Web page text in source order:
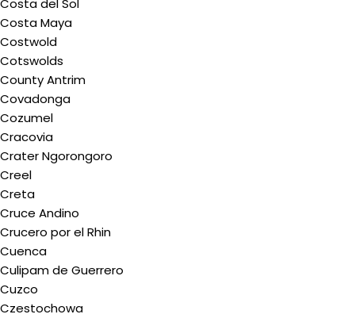
Costa del Sol
Costa Maya
Costwold
Cotswolds
County Antrim
Covadonga
Cozumel
Cracovia
Crater Ngorongoro
Creel
Creta
Cruce Andino
Crucero por el Rhin
Cuenca
Culipam de Guerrero
Cuzco
Czestochowa